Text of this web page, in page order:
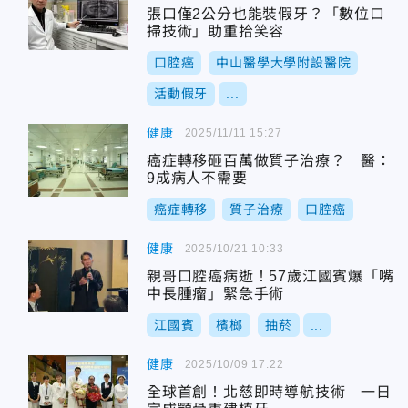
張口僅2公分也能裝假牙？「數位口
掃技術」助重拾笑容
口腔癌 中山醫學大學附設醫院
活動假牙
健康
癌症轉移砸百萬做質子治療？ 醫：
9成病人不需要
癌症轉移 質子治療 口腔癌
2025/11/11 15:27
健康
親哥口腔癌病逝！57歲江國賓爆「嘴
中長腫瘤」緊急手術
江國賓 檳榔 抽菸
2025/10/21 10:33
健康
全球首創！北慈即時導航技術 一日
2025/10/09 17:22